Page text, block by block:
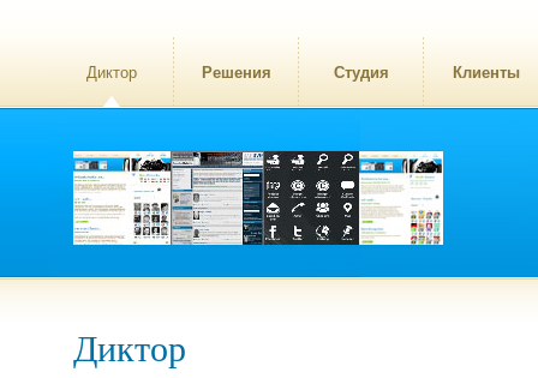
Диктор Решения Студия Клиенты
Диктор